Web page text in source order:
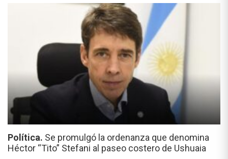
Política. Se promulgó la ordenanza que denomina
Héctor “Tito” Stefani al paseo costero de Ushuaia